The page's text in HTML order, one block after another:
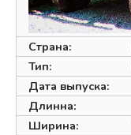
Страна:
Тип:
Дата выпуска:
Длинна:
Ширина: